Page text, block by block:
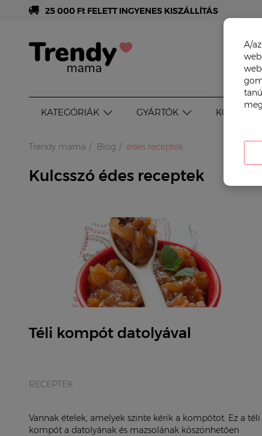
25 000 Ft FELETT INGYENES KISZÁLLÍTÁS
KATEGÓRIÁK GYÁRTÓK KOR
Trendy mama Blog édes receptek
Kulcsszó édes receptek
Téli kompót datolyával
RECEPTEK
Vannak ételek, amelyek szinte kérik a kompótot. Ez a téli
kompót a datolyának és mazsolának köszönhetően
A/